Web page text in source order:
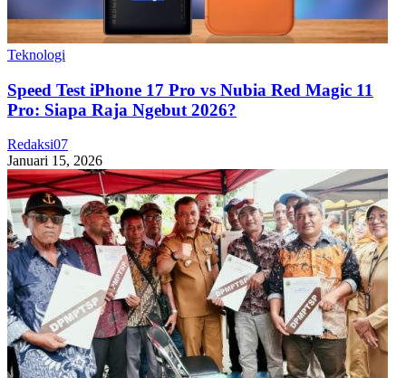
Teknologi
Speed Test iPhone 17 Pro vs Nubia Red Magic 11
Pro: Siapa Raja Ngebut 2026?
Redaksi07
Januari 15, 2026